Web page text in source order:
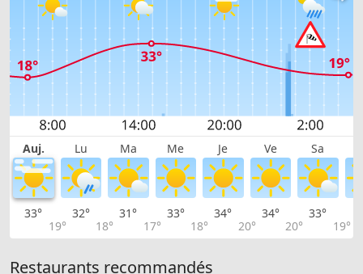
Auj. Lu Ma Me Je Ve Sa
33°
19°
32°
18°
31°
17°
33°
18°
34°
20°
34°
20°
33°
19°
Restaurants recommandés